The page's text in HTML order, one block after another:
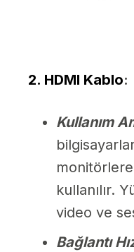
2. HDMI Kablo:
Kullanım
kullanılır.
video ve
Bağlantı